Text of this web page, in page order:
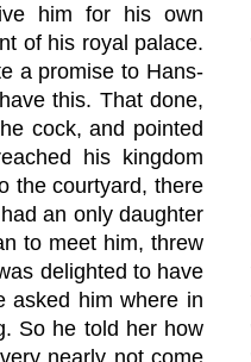
him for his own
of his royal palace.
a promise to Hans-
this. That done,
cock, and pointed
his kingdom
the courtyard, there
an only daughter
to meet him, threw
delighted to have
asked him where in
So he told her how